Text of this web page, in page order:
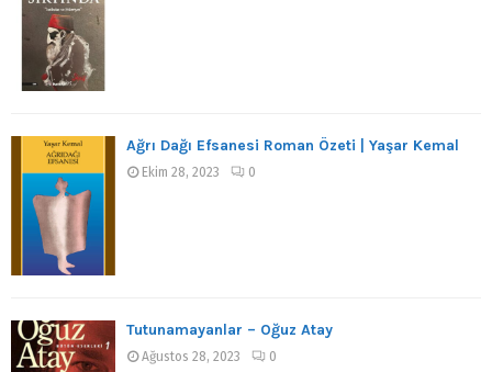
Ağrı Dağı Efsanesi Roman Özeti | Yaşar Kemal
Ekim 28, 2023 0
Tutunamayanlar – Oğuz Atay
Ağustos 28, 2023 0